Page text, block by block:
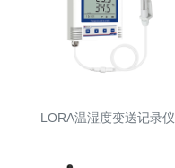
LORA温湿度变送记录仪